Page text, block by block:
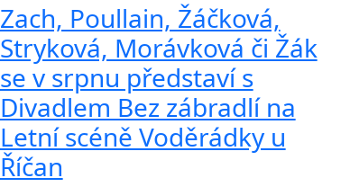
Zach, Poullain, Žáčková,
Stryková, Morávková či Žák
se v srpnu představí s
Divadlem Bez zábradlí na
Letní scéně Voděrádky u
Říčan